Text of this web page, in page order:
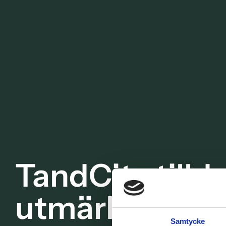
Samtycke
TandCity
utmärkelsen